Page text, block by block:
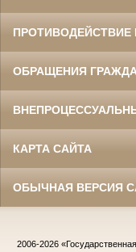
ПРОТИВОДЕЙСТВИЕ
ОБРАЩЕНИЯ
КАРТА САЙТА
ОБЫЧНАЯ ВЕРСИЯ
2006-2026